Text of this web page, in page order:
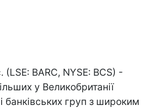
(LSE: BARC, NYSE: BCS) -
у Великобританії
банківських груп з широким